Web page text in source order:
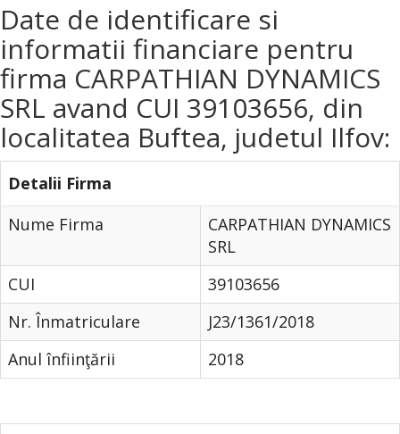
Date de identificare si
informatii financiare pentru
firma CARPATHIAN DYNAMICS
SRL avand CUI 39103656, din
localitatea Buftea, judetul Ilfov:
Detalii Firma
Nume Firma
CARPATHIAN DYNAMICS
SRL
CUI
39103656
Nr. Înmatriculare
J23/1361/2018
Anul înfiinţării
2018